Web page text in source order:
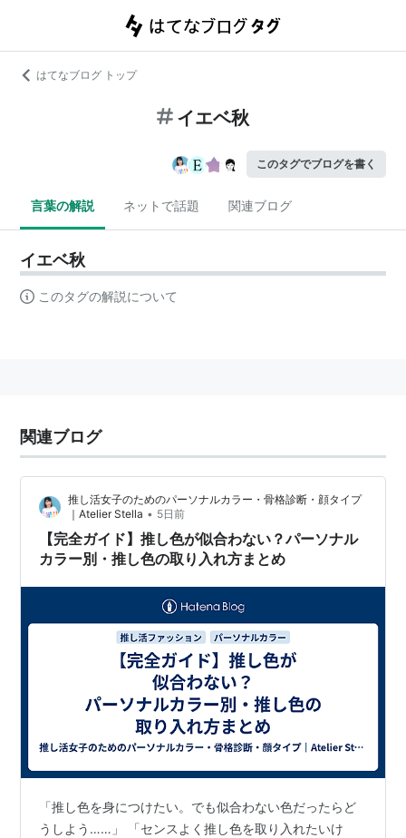
はてなブログ トップ
イエベ秋
このタグでブログを書く
言葉の解説 ネットで話題 関連ブログ
イエベ秋
このタグの解説について
関連ブログ
推し活女子のためのパーソナルカラー・骨格診断・顔タイプ
｜Atelier Stella • 5日前
【完全ガイド】推し色が似合わない？パーソナル
カラー別・推し色の取り入れ方まとめ
「推し色を身につけたい。でも似合わない色だったらど
うしよう……」 「センスよく推し色を取り入れたいけ